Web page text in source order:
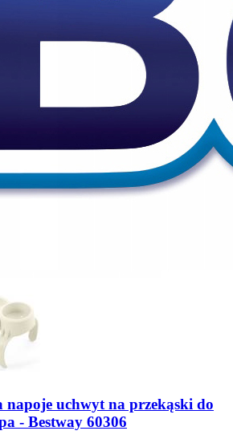
napoje uchwyt na przekąski do
- Bestway 60306